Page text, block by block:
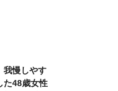
我慢しやす
た48歳女性